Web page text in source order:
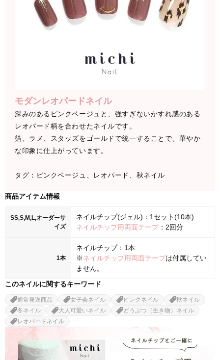
モダンレオパードネイル
深みのあるピンクベージュと、強すぎないかすれ感のある
レオパード柄を合わせたネイルです。
箔、ラメ、スタッズをゴールドで統一することで、華やか
な印象に仕上がっています。
タグ：ピンクベージュ、レオパード、秋ネイル
商品アイテム情報
SS,S,M,L,オーダーサ
イズ
ネイルチップ(ジェル)：1セット(10本)
ネイルチップ用両面テープ：2回分
1本
ネイルチップ：1本
※ネイルチップ用両面テープは付属してい
ません。
このネイルに関するキーワード
通常発送商品 女子会ネイル ピンクネイル
秋ネイル
冬ネイル
大人可愛いネイル
どうぶつ（生き物）ネイル
レオパードネイル